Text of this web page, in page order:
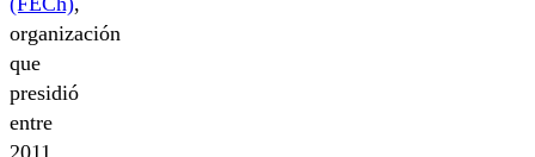
organización
que
presidió
entre